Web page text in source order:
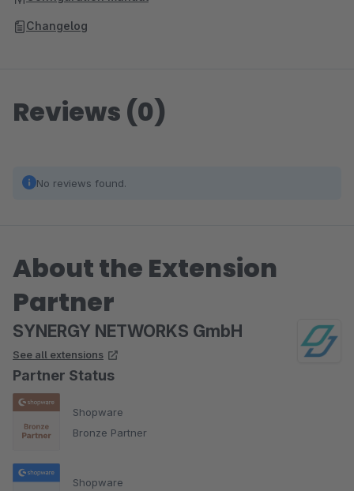
Changelog
Reviews (0)
No reviews found.
About the Extension
Partner
SYNERGY NETWORKS GmbH
See all extensions
Partner Status
Shopware
Bronze Partner
Shopware